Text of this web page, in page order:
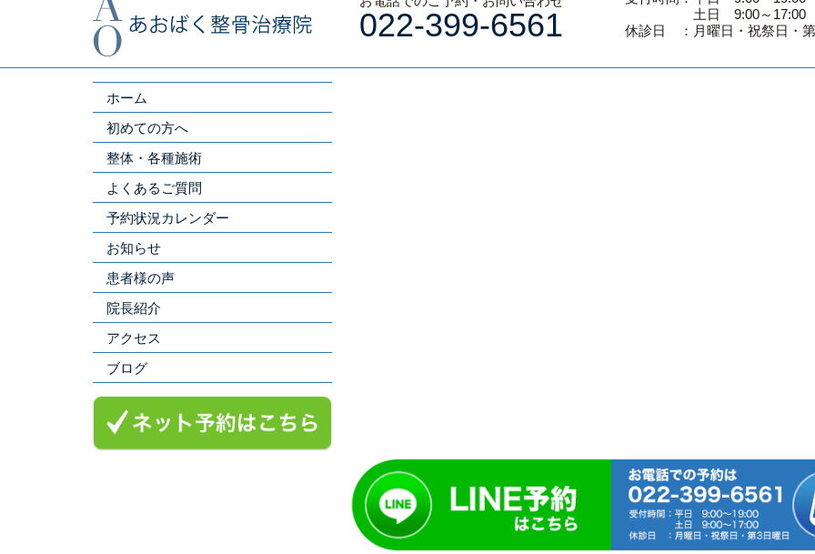
022-399-6561
土日 9:00～17:00
休診日 ：月曜日・祝祭日・
ホーム
初めての方へ
整体・各種施術
よくあるご質問
予約状況カレンダー
お知らせ
患者様の声
院長紹介
アクセス
ブログ